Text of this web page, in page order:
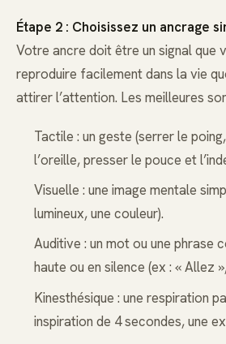
Étape 2 : Choisissez un ancrage
Votre ancre doit être un signal que
reproduire facilement dans la vie
attirer l’attention. Les meilleures
Tactile : un geste (serrer le
l’oreille, presser le pouce et
Visuelle : une image mentale
lumineux, une couleur).
Auditive : un mot ou une phrase
haute ou en silence (ex : « Allez
Kinesthésique : une respiration
inspiration de 4 secondes, une